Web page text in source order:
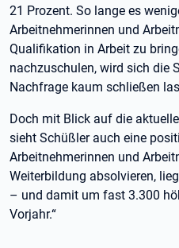
21 Prozent. So lange es
Arbeitnehmerinnen und
Qualifikation in Arbeit zu
nachzuschulen, wird sich die
Nachfrage kaum schließen
Doch mit Blick auf die
sieht Schüßler auch eine
Arbeitnehmerinnen und
Weiterbildung absolvieren,
– und damit um fast 3.300
Vorjahr.“